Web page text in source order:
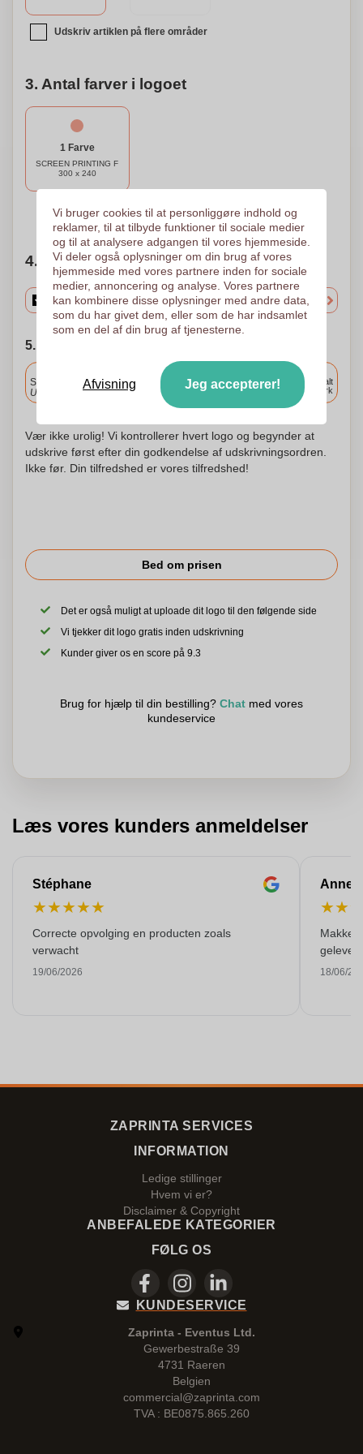
Udskriv artiklen på flere områder
3. Antal farver i logoet
1 Farve
SCREEN PRINTING F
300 x 240
Brug for hjælp? Hjælp mig med at vælge
4. Vælg mængden
5. Vælg forsendelsesdato
Standard levering
Upload og godkend dine filer i morgen før 9:30.
Levering overalt
i Danmark
Vær ikke urolig! Vi kontrollerer hvert logo og begynder at
udskrive først efter din godkendelse af udskrivningsordren.
Ikke før. Din tilfredshed er vores tilfredshed!
Bed om prisen
Det er også muligt at uploade dit logo til den følgende side
Vi tjekker dit logo gratis inden udskrivning
Kunder giver os en score på 9.3
Brug for hjælp til din bestilling? Chat med vores
kundeservice
Læs vores kunders anmeldelser
Stéphane
★★★★★
Correcte opvolging en producten zoals
verwacht
19/06/2026
Anne-
★★
18/06/
ZAPRINTA SERVICES
INFORMATION
Ledige stillinger
Hvem vi er?
Disclaimer & Copyright
ANBEFALEDE KATEGORIER
FØLG OS
KUNDESERVICE
Zaprinta - Eventus Ltd.
Gewerbestraße 39
4731 Raeren
Belgien
commercial@zaprinta.com
TVA : BE0875.865.260
Vi bruger cookies til at personliggøre indhold og
reklamer, til at tilbyde funktioner til sociale medier
og til at analysere adgangen til vores hjemmeside.
Vi deler også oplysninger om din brug af vores
hjemmeside med vores partnere inden for sociale
medier, annoncering og analyse. Vores partnere
kan kombinere disse oplysninger med andre data,
som du har givet dem, eller som de har indsamlet
som en del af din brug af tjenesterne.
Afvisning Jeg accepterer!